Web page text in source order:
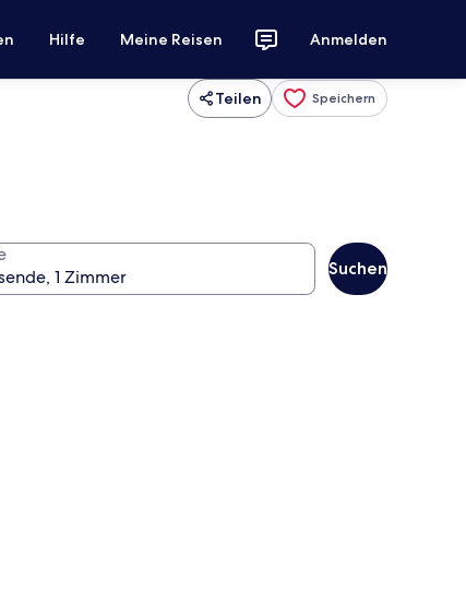
Hilfe Meine Reisen Anmelden
Teilen Speichern
Suchen